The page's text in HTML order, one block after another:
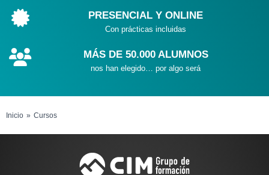
PRESENCIAL Y ONLINE
Con prácticas incluidas
MÁS DE 50.000 ALUMNOS
nos han elegido… por algo será
Inicio Cursos